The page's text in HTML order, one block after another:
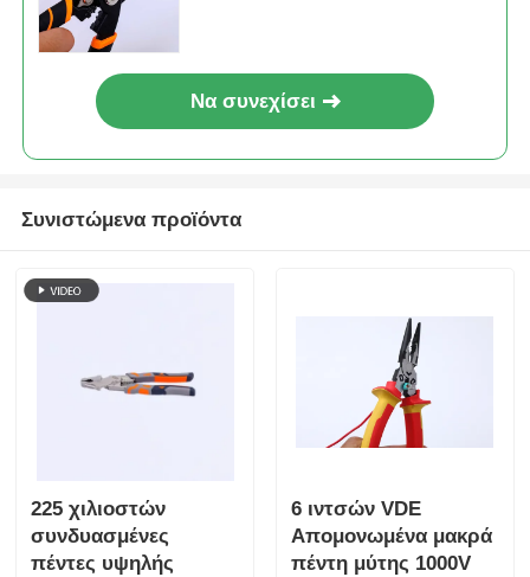
Να συνεχίσει
Συνιστώμενα προϊόντα
225 χιλιοστών
συνδυασμένες
πέντες υψηλής
6 ιντσών VDE
Απομονωμένα μακρά
πέντη μύτης 1000V